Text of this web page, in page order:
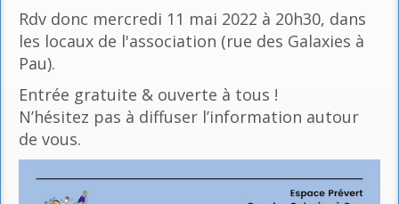
Rdv donc mercredi 11 mai 2022 à 20h30, dans
les locaux de l'association (rue des Galaxies à
Pau).
Entrée gratuite & ouverte à tous !
N’hésitez pas à diffuser l’information autour
de vous.